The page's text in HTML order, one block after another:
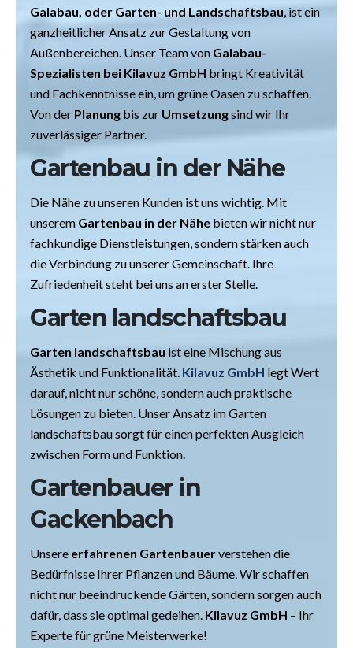
Galabau, oder Garten- und Landschaftsbau, ist ein
ganzheitlicher Ansatz zur Gestaltung von
Außenbereichen. Unser Team von Galabau-
Spezialisten bei Kilavuz GmbH bringt Kreativität
und Fachkenntnisse ein, um grüne Oasen zu schaffen.
Von der Planung bis zur Umsetzungsind wir Ihr
zuverlässiger Partner.
Gartenbau in der Nähe
Die Nähe zu unseren Kunden ist uns wichtig. Mit
unserem Gartenbau in der Nähe bieten wir nicht nur
fachkundige Dienstleistungen, sondern stärken auch
die Verbindung zu unserer Gemeinschaft. Ihre
Zufriedenheit steht bei uns an erster Stelle.
Garten landschaftsbau
Garten landschaftsbau ist eine Mischung aus
Ästhetik und Funktionalität. Kilavuz GmbH legt Wert
darauf, nicht nur schöne, sondern auch praktische
Lösungen zu bieten. Unser Ansatz im Garten
landschaftsbau sorgt für einen perfekten Ausgleich
zwischen Form und Funktion.
Gartenbauer in
Gackenbach
Unsere erfahrenen Gartenbauerverstehen die
Bedürfnisse Ihrer Pflanzen und Bäume. Wir schaffen
nicht nur beeindruckende Gärten, sondern sorgen auch
dafür, dass sie optimal gedeihen. Kilavuz GmbH – Ihr
Experte für grüne Meisterwerke!